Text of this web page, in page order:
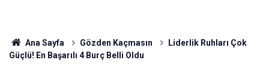
Ana Sayfa Gözden Kaçmasın
Liderlik Ruhları Çok
Güçlü! En Başarılı 4 Burç Belli Oldu